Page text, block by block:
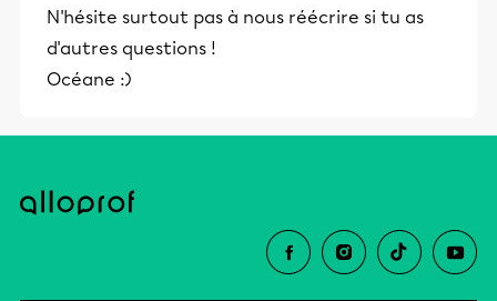
N'hésite surtout pas à nous réécrire si tu as
d'autres questions !
Océane :)